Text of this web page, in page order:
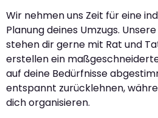
Wir nehmen uns Zeit für eine
Planung deines Umzugs.
stehen dir gerne mit Rat und
erstellen ein
auf deine Bedürfnisse
entspannt zurücklehnen,
dich organisieren.